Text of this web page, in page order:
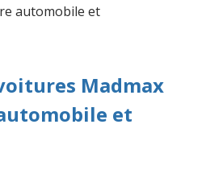
automobile et
Madmax
et